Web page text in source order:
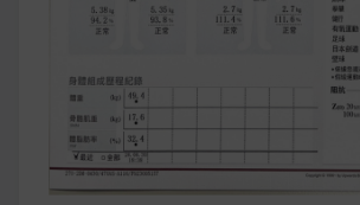
減醣料理食譜